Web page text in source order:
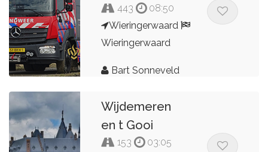
443
08:50
Wieringerwaard
Wieringerwaard
Bart Sonneveld
Wijdemeren
en t Gooi
153
03:05